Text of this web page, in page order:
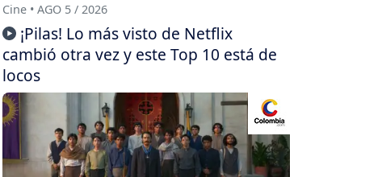
Cine • AGO 5 / 2026
¡Pilas! Lo más visto de Netflix
cambió otra vez y este Top 10 está de
locos